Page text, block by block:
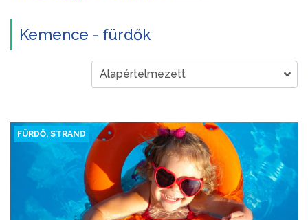
Kemence - fürdők
FÜRDŐ, STRAND